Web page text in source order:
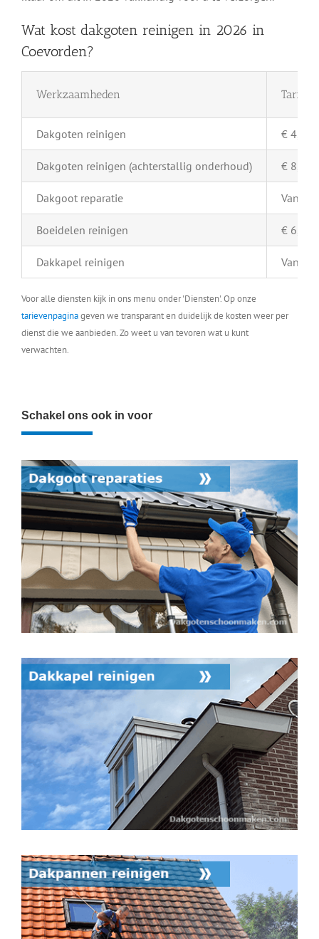
Wat kost dakgoten reinigen in 2026 in
Coevorden?
Werkzaamheden Tarief
Dakgoten reinigen € 4,-
Dakgoten reinigen (achterstallig onderhoud) € 8,-
Dakgoot reparatie Vanaf
Boeidelen reinigen € 6,-
Dakkapel reinigen Vanaf
Voor alle diensten kijk in ons menu onder 'Diensten'. Op onze
tarievenpaginageven we transparant en duidelijk de kosten weer per
dienst die we aanbieden. Zo weet u van tevoren wat u kunt
verwachten.
Schakel ons ook in voor